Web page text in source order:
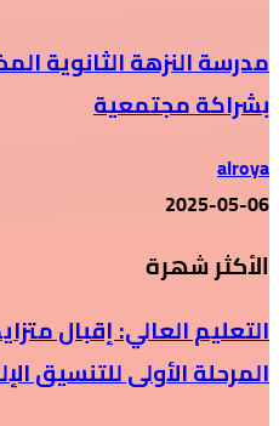
مدرسة النزهة الثانوية
بشراكة مجتمعية
alroya
2025-05-06
الأكثر شهرة
التعليم العالي: إقبال
المرحلة الأولى للتنسيق